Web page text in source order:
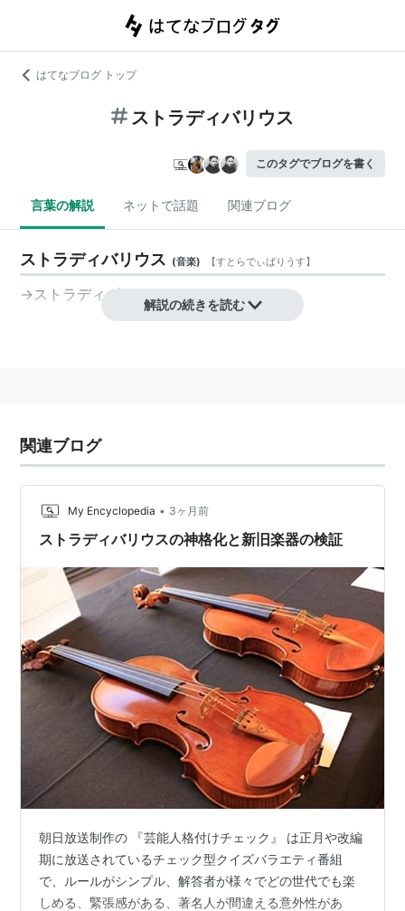
はてなブログ トップ
ストラディバリウス
このタグでブログを書く
言葉の解説 ネットで話題 関連ブログ
ストラディバリウス (音楽) 【すとらでぃばりうす】
→ストラディヴァリウス
解説の続きを読む
関連ブログ
My Encyclopedia • 3ヶ月前
ストラディバリウスの神格化と新旧楽器の検証
朝日放送制作の 『芸能人格付けチェック』 は正月や改編
期に放送されているチェック型クイズバラエティ番組
で、ルールがシンプル、解答者が様々でどの世代でも楽
しめる、緊張感がある、著名人が間違える意外性があ